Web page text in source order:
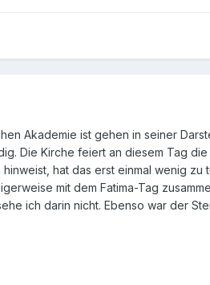
Akademie ist gehen in seiner
Die Kirche feiert an diesem Tag
hat das erst einmal wenig
mit dem Fatima-Tag
ich darin nicht. Ebenso war der